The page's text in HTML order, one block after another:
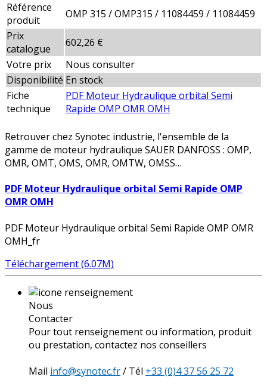
Référence
produit
OMP 315 / OMP315 / 11084459 / 11084459
Prix
catalogue
602,26 €
Votre prix
Nous consulter
Disponibilité En stock
Fiche
technique
PDF Moteur Hydraulique orbital Semi
Rapide OMP OMR OMH
Retrouver chez Synotec industrie, l'ensemble de la
gamme de moteur hydraulique SAUER DANFOSS : OMP,
OMR, OMT, OMS, OMR, OMTW, OMSS…
PDF Moteur Hydraulique orbital Semi Rapide OMP
OMR OMH
PDF Moteur Hydraulique orbital Semi Rapide OMP OMR
OMH_fr
Téléchargement (6.07M)
Nous
Contacter
Pour tout renseignement ou information, produit
ou prestation, contactez nos conseillers
Mail info@synotec.fr/ Tél +33 (0)4 37 56 25 72